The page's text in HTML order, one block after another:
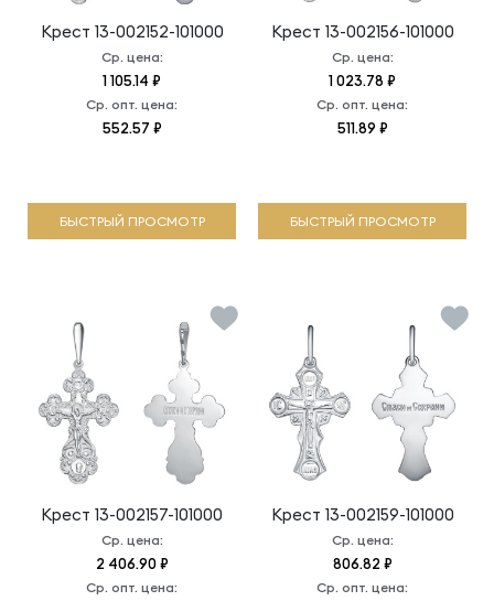
Крест 13-002152-101000
Ср. цена:
1 105.14 ₽
Ср. опт. цена:
552.57 ₽
БЫСТРЫЙ ПРОСМОТР
Крест 13-002156-101000
Ср. цена:
1 023.78 ₽
Ср. опт. цена:
511.89 ₽
БЫСТРЫЙ ПРОСМОТР
Крест 13-002157-101000
Ср. цена:
2 406.90 ₽
Ср. опт. цена:
Крест 13-002159-101000
Ср. цена:
806.82 ₽
Ср. опт. цена: